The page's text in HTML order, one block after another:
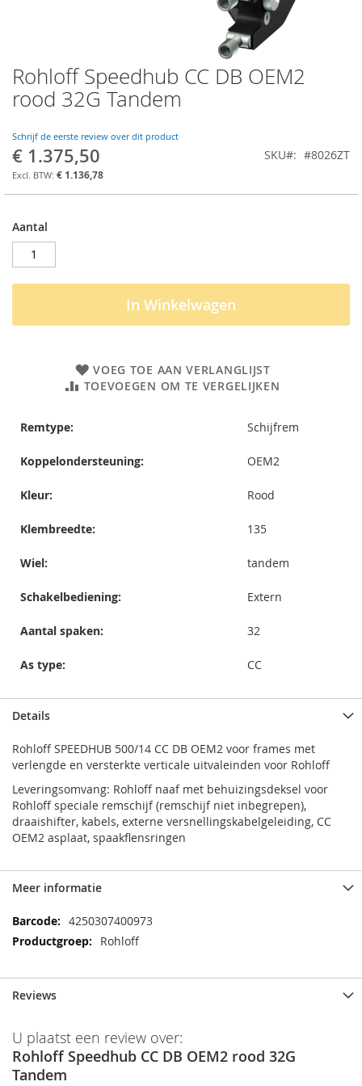
Rohloff Speedhub CC DB OEM2
rood 32G Tandem
Schrijf de eerste review over dit product
€ 1.375,50
€ 1.136,78
SKU #8026ZT
Aantal
In Winkelwagen
VOEG TOE AAN VERLANGLIJST
TOEVOEGEN OM TE VERGELIJKEN
Remtype: Schijfrem
Koppelondersteuning: OEM2
Kleur: Rood
Klembreedte: 135
Wiel: tandem
Schakelbediening: Extern
Aantal spaken: 32
As type: CC
Ga
naar
het
van
de
afbeeldingen-
Details
Rohloff SPEEDHUB 500/14 CC DB OEM2 voor frames met
verlengde en versterkte verticale uitvaleinden voor Rohloff
Leveringsomvang: Rohloff naaf met behuizingsdeksel voor
Rohloff speciale remschijf (remschijf niet inbegrepen),
draaishifter, kabels, externe versnellingskabelgeleiding, CC
OEM2 asplaat, spaakflensringen
Meer informatie
Meer
informatie
4250307400973
Rohloff
Reviews
U plaatst een review over:
Rohloff Speedhub CC DB OEM2 rood 32G
Tandem